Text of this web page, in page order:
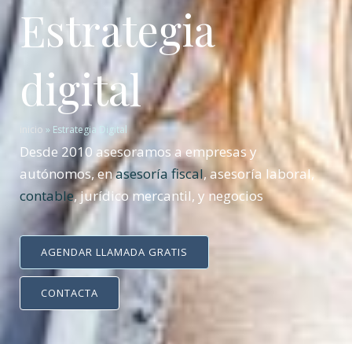
Estrategia
digital
inicio » Estrategia Digital
Desde 2010 asesoramos a empresas y
autónomos, enasesoría fiscal, asesoría laboral,
contable, jurídico mercantil, y negocios
AGENDAR LLAMADA GRATIS
CONTACTA